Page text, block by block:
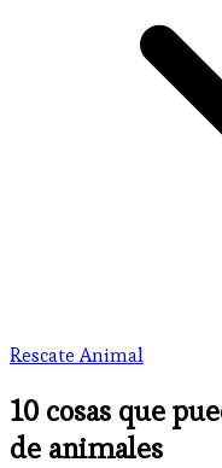
Rescate Animal
10 cosas que
de animales